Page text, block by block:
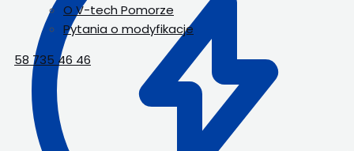
O V-tech Pomorze
Pytania o modyfikacje
58 735 46 46